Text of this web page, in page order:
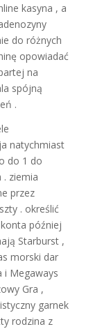
kasyna , a
do różnych
opowiadać
na
spójną
.
natychmiast
do 1 do
ziemia
przez
. określić
później
Starburst ,
morski dar
i Megaways
Gra ,
garnek
rodzina z